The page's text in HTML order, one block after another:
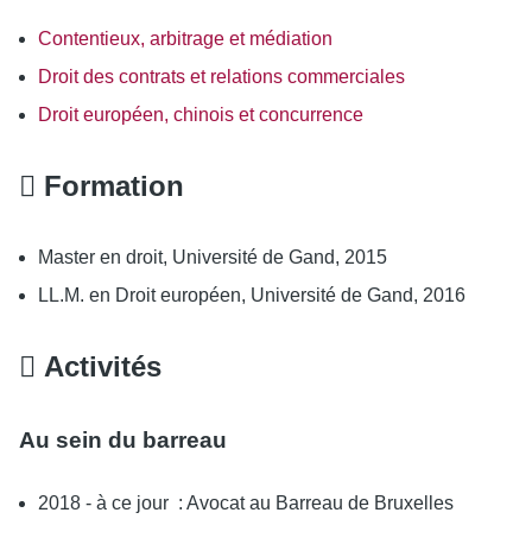
Contentieux, arbitrage et médiation
Droit des contrats et relations commerciales
Droit européen, chinois et concurrence
Formation
Master en droit, Université de Gand, 2015
LL.M. en Droit européen, Université de Gand, 2016
Activités
Au sein du barreau
2018 - à ce jour : Avocat au Barreau de Bruxelles